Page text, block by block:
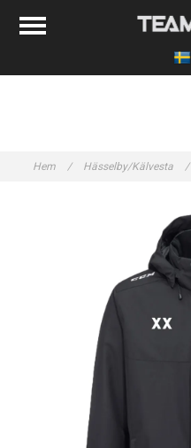
Hem / Hässelby/Kälvesta /